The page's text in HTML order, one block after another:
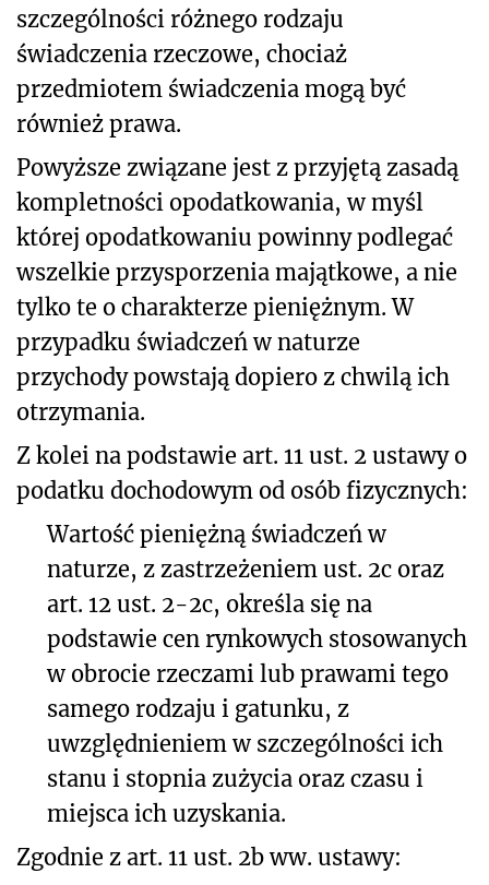
szczególności różnego rodzaju
świadczenia rzeczowe, chociaż
przedmiotem świadczenia mogą być
również prawa.
Powyższe związane jest z przyjętą zasadą
kompletności opodatkowania, w myśl
której opodatkowaniu powinny podlegać
wszelkie przysporzenia majątkowe, a nie
tylko te o charakterze pieniężnym. W
przypadku świadczeń w naturze
przychody powstają dopiero z chwilą ich
otrzymania.
Z kolei na podstawie art. 11 ust. 2 ustawy o
podatku dochodowym od osób fizycznych:
Wartość pieniężną świadczeń w
naturze, z zastrzeżeniem ust. 2c oraz
art. 12 ust. 2-2c, określa się na
podstawie cen rynkowych stosowanych
w obrocie rzeczami lub prawami tego
samego rodzaju i gatunku, z
uwzględnieniem w szczególności ich
stanu i stopnia zużycia oraz czasu i
miejsca ich uzyskania.
Zgodnie z art. 11 ust. 2b ww. ustawy: